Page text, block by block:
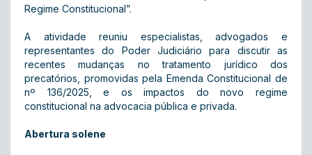
Regime Constitucional”.
A atividade reuniu especialistas, advogados e
representantes do Poder Judiciário para discutir as
recentes mudanças no tratamento jurídico dos
precatórios, promovidas pela Emenda Constitucional de
nº 136/2025, e os impactos do novo regime
constitucional na advocacia pública e privada.
Abertura solene